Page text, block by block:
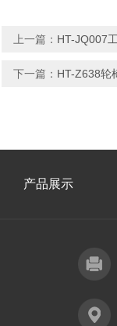
上一篇： HT-JQ007
下一篇： HT-Z638轮
产品展示